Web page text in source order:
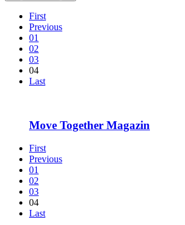
First
Previous
01
02
03
04
Last
Move Together Magazin
First
Previous
01
02
03
04
Last